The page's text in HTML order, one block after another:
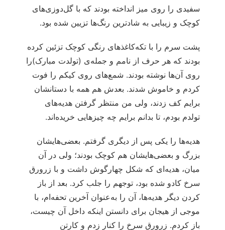
سفیدی را روی میز انداخته بودند که با گل‌دوزی‌های
کوچک و زیبایی به شادترین رنگ‌ها تزیین شده بود.
پشت سرم را با تکه‌کاغذهای رنگی کوچک تزئین کرده
بودند که هر حرف از نامم و جمله‌ی (تولدت مبارک)را
روی آن‌ها نوشته بودند. شمع‌های روی کیکم را فوت
کردم و خاموش شدند. بعدش هم همه با دستانشان
برایم کف زدند، ولی من منتظر گرفتن هدیه‌های
تولدم بودم، تا بدانم برایم چه چیزهایی خریده‌اند.
هدیه‌ها را یکی پس از دیگری گرفتم. بعضی‌هایشان
بزرگ و بعضی‌هایشان هم کوچک بودند؛ ولی در آن
میان، هدیه‌ای که شکل چهارگوش داشت و با زرورق
سرخ کادو شده بود، توجهم را جلب کرد. بعد از باز
کردن دیگر هدیه‌ها، آن را به‌عنوان آخرین تحفه‌ام، با
موجی از هیجان برای دانستن اینکه داخل آن چیست،
باز کردم. زرورق سرخ را کنار زدم و کارتن